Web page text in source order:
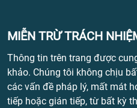
MIỄN TRỪ TRÁCH
Thông tin trên trang được
khảo. Chúng tôi không chịu
các vấn đề pháp lý, mất mát
tiếp hoặc gián tiếp, từ bất kỳ